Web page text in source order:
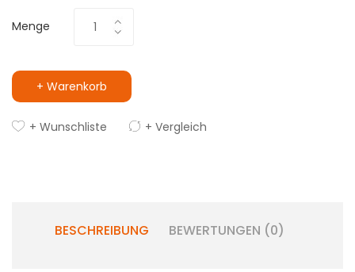
Menge
+ Warenkorb
+ Wunschliste + Vergleich
BESCHREIBUNG BEWERTUNGEN (0)